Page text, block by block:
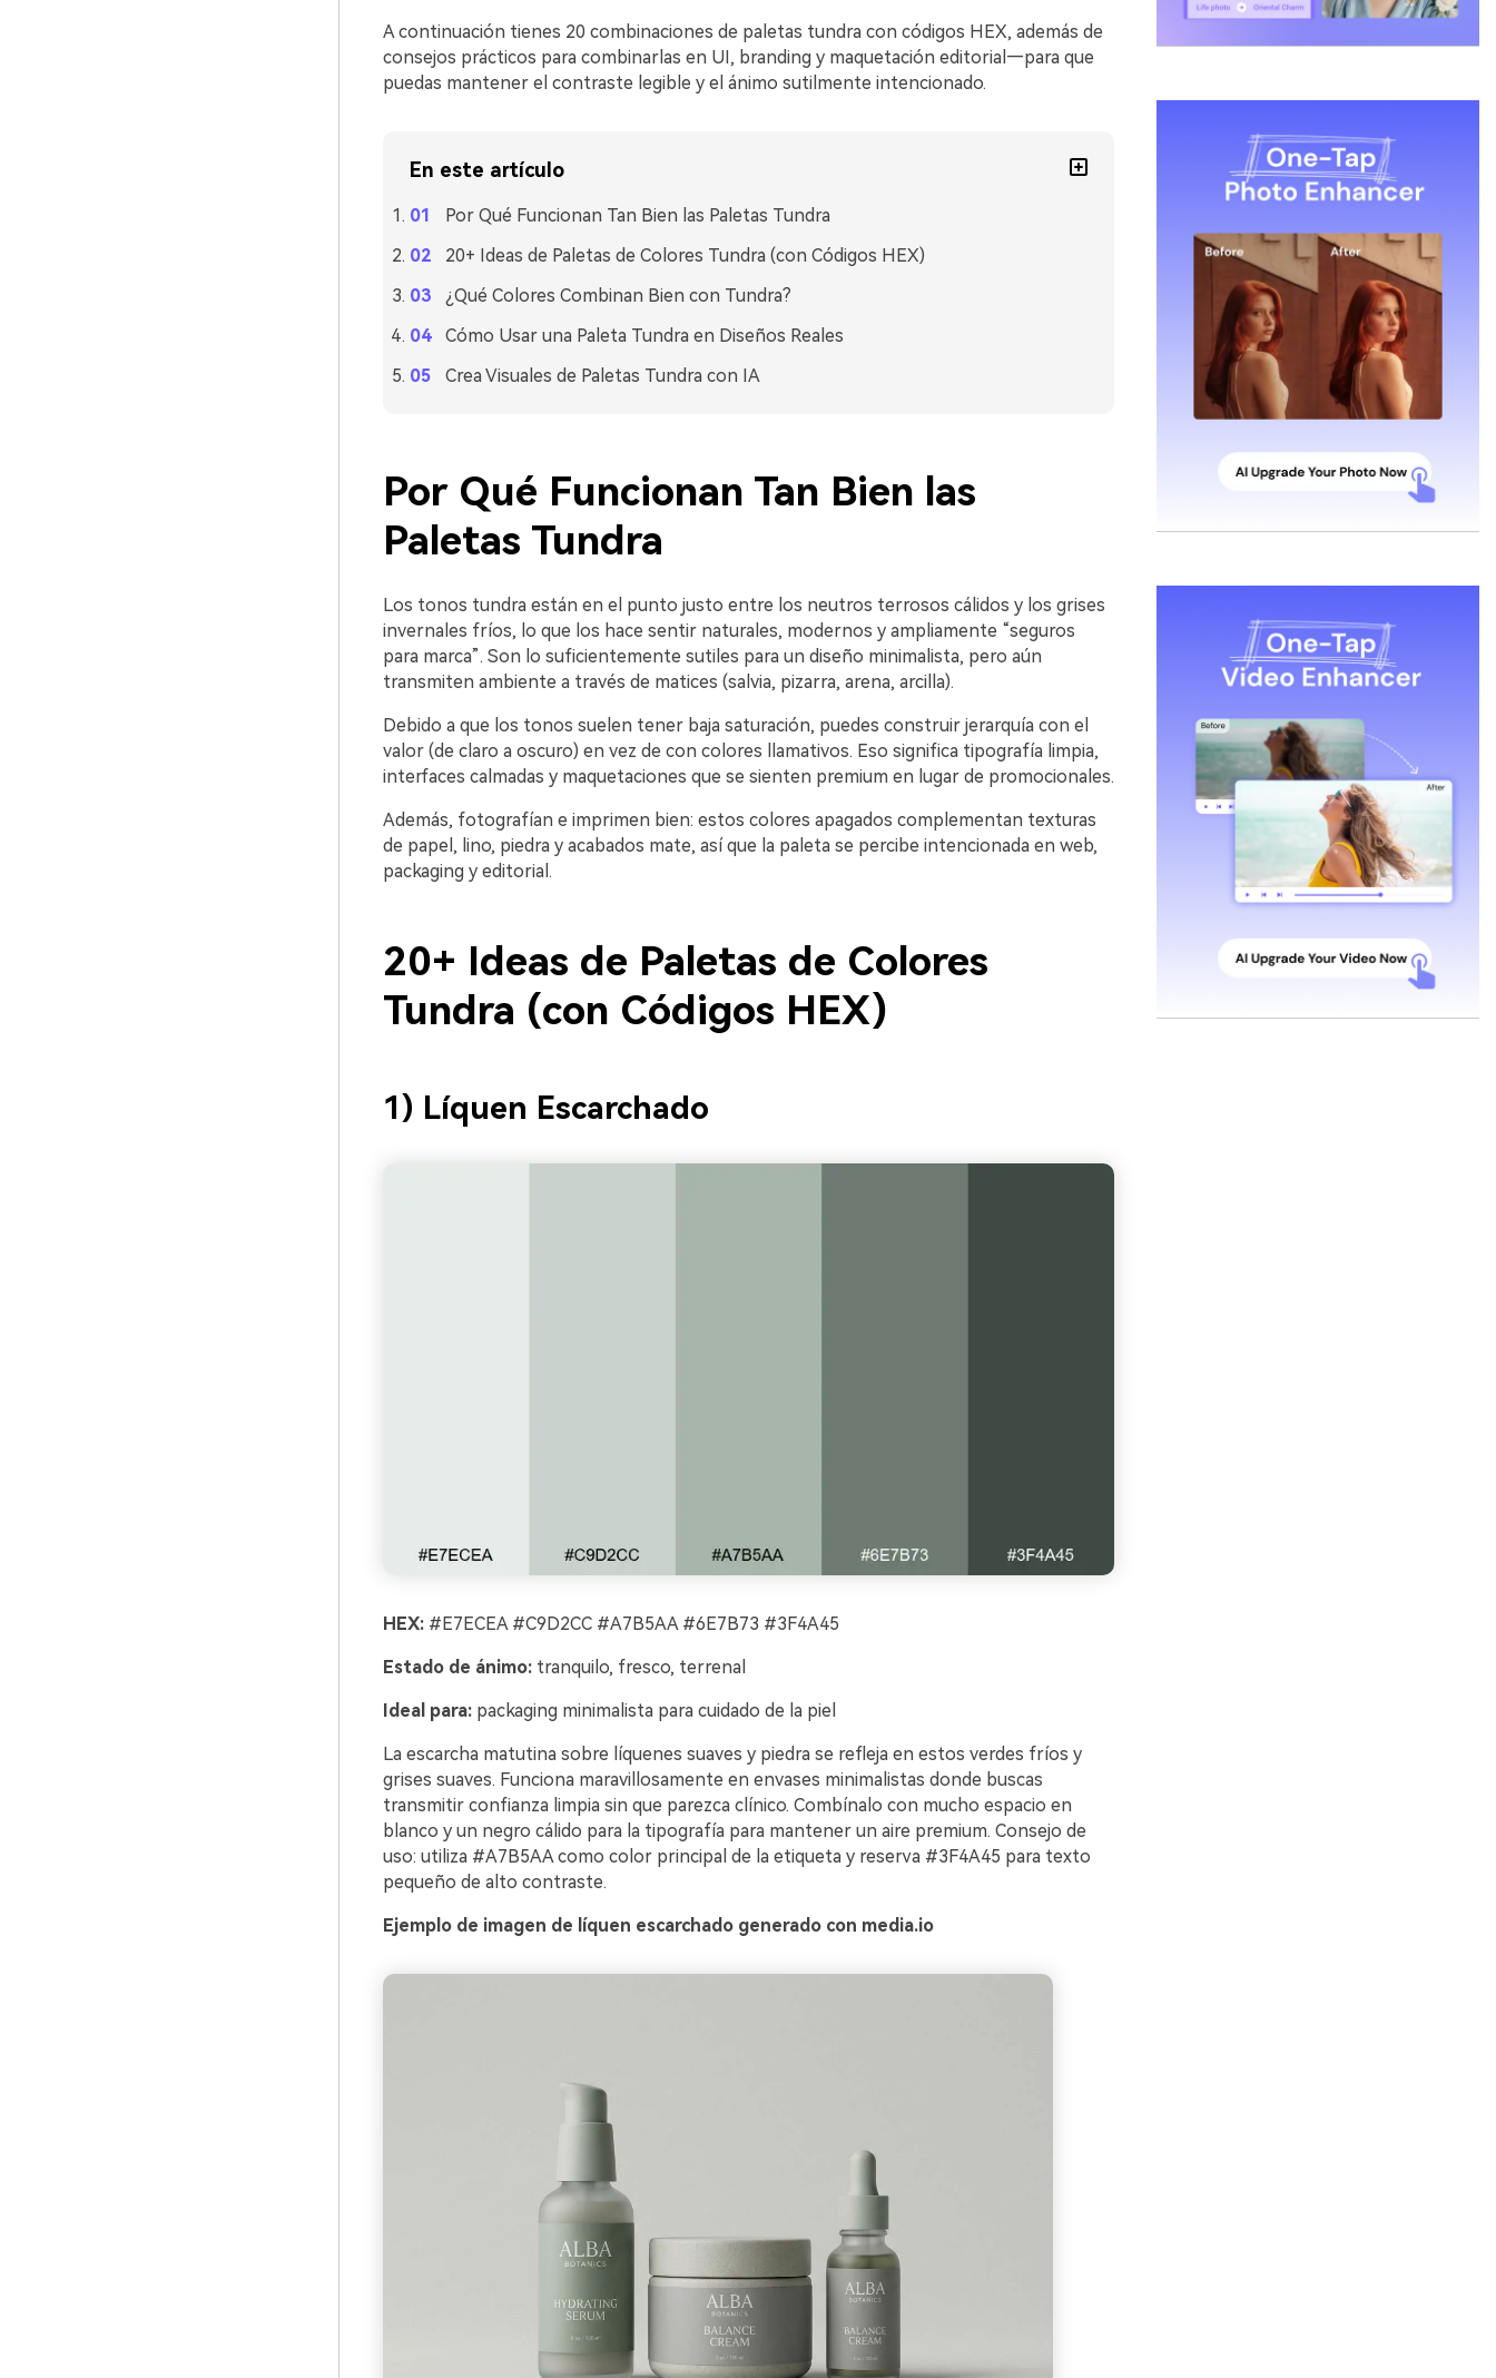
A continuación tienes 20 combinaciones de paletas tundra con códigos HEX, además de
consejos prácticos para combinarlas en UI, branding y maquetación editorial—para que
puedas mantener el contraste legible y el ánimo sutilmente intencionado.
En este artículo
Por Qué Funcionan Tan Bien las Paletas Tundra
20+ Ideas de Paletas de Colores Tundra (con Códigos HEX)
¿Qué Colores Combinan Bien con Tundra?
Cómo Usar una Paleta Tundra en Diseños Reales
Crea Visuales de Paletas Tundra con IA
Por Qué Funcionan Tan Bien las
Paletas Tundra
Los tonos tundra están en el punto justo entre los neutros terrosos cálidos y los grises
invernales fríos, lo que los hace sentir naturales, modernos y ampliamente “seguros
para marca”. Son lo suficientemente sutiles para un diseño minimalista, pero aún
transmiten ambiente a través de matices (salvia, pizarra, arena, arcilla).
Debido a que los tonos suelen tener baja saturación, puedes construir jerarquía con el
valor (de claro a oscuro) en vez de con colores llamativos. Eso significa tipografía limpia,
interfaces calmadas y maquetaciones que se sienten premium en lugar de promocionales.
Además, fotografían e imprimen bien: estos colores apagados complementan texturas
de papel, lino, piedra y acabados mate, así que la paleta se percibe intencionada en web,
packaging y editorial.
20+ Ideas de Paletas de Colores
Tundra (con Códigos HEX)
1) Líquen Escarchado
HEX:#E7ECEA #C9D2CC #A7B5AA #6E7B73 #3F4A45
Estado de ánimo:tranquilo, fresco, terrenal
Ideal para:packaging minimalista para cuidado de la piel
La escarcha matutina sobre líquenes suaves y piedra se refleja en estos verdes fríos y
grises suaves. Funciona maravillosamente en envases minimalistas donde buscas
transmitir confianza limpia sin que parezca clínico. Combínalo con mucho espacio en
blanco y un negro cálido para la tipografía para mantener un aire premium. Consejo de
uso: utiliza #A7B5AA como color principal de la etiqueta y reserva #3F4A45 para texto
pequeño de alto contraste.
Ejemplo de imagen de líquen escarchado generado con media.io